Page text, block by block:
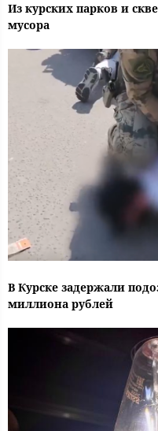
Из курских парков и
мусора
В Курске задержали
миллиона рублей